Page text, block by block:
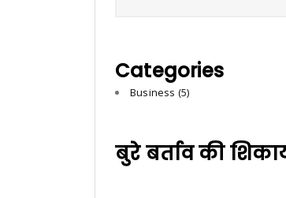
Categories
Business (5)
बुरे बर्ताव की